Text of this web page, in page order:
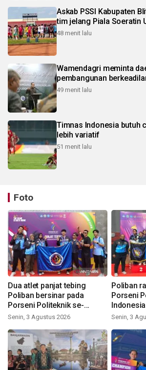
Askab PSSI Kabupaten
tim jelang Piala Soeratin
48 menit lalu
Wamendagri meminta
pembangunan
49 menit lalu
Timnas Indonesia butuh
lebih variatif
51 menit lalu
Foto
Dua atlet panjat tebing
Poliban bersinar pada
Porseni Politeknik se-
Indonesia 2026
Senin, 3 Agustus 2026
Poliban
Porseni
Senin, 3